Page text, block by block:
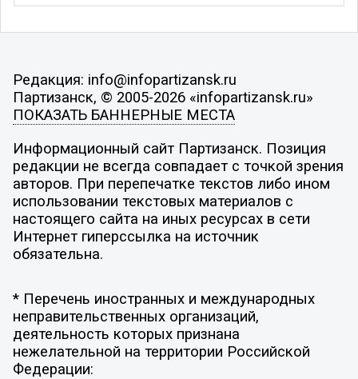
Редакция: info@infopartizansk.ru
Партизанск, © 2005-2026 «infopartizansk.ru»
ПОКАЗАТЬ БАННЕРНЫЕ МЕСТА
Информационный сайт Партизанск. Позиция
редакции не всегда совпадает с точкой зрения
авторов. При перепечатке текстов либо ином
использовании текстовых материалов с
настоящего сайта на иных ресурсах в сети
Интернет гиперссылка на источник
обязательна.
* Перечень иностранных и международных
неправительственных организаций,
деятельность которых признана
нежелательной на территории Российской
Федерации: